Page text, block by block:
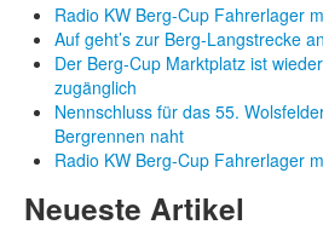
Radio KW Berg-Cup Fahrerlager
Auf geht’s zur Berg-Langstrecke
Der Berg-Cup Marktplatz ist
zugänglich
Nennschluss für das 55.
Bergrennen naht
Radio KW Berg-Cup Fahrerlager
Neueste Artikel